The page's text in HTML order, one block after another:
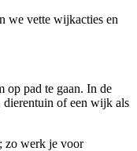
we vette wijkacties en
op pad te gaan. In de
dierentuin of een wijk als
zo werk je voor